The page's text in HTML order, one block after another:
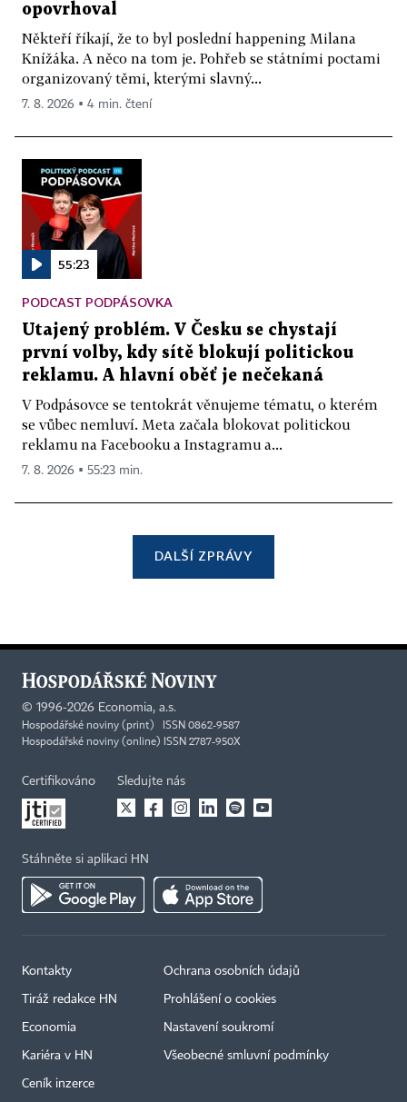
opovrhoval
Někteří říkají, že to byl poslední happening Milana
Knížáka. A něco na tom je. Pohřeb se státními poctami
organizovaný těmi, kterými slavný...
7. 8. 2026 ▪ 4 min. čtení
55:23
PODCAST PODPÁSOVKA
Utajený problém. V Česku se chystají
první volby, kdy sítě blokují politickou
reklamu. A hlavní oběť je nečekaná
V Podpásovce se tentokrát věnujeme tématu, o kterém
se vůbec nemluví. Meta začala blokovat politickou
reklamu na Facebooku a Instagramu a...
7. 8. 2026 ▪ 55:23 min.
DALŠÍ ZPRÁVY
© 1996-2026 Economia, a.s.
Hospodářské noviny (print) ISSN 0862-9587
Hospodářské noviny (online) ISSN 2787-950X
Certifikováno Sledujte nás
Stáhněte si aplikaci HN
Kontakty
Tiráž redakce HN
Economia
Kariéra v HN
Ceník inzerce
Ochrana osobních údajů
Prohlášení o cookies
Nastavení soukromí
Všeobecné smluvní podmínky